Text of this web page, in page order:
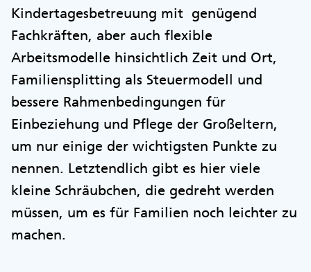
Kindertagesbetreuung mit genügend
Fachkräften, aber auch flexible
Arbeitsmodelle hinsichtlich Zeit und Ort,
Familiensplitting als Steuermodell und
bessere Rahmenbedingungen für
Einbeziehung und Pflege der Großeltern,
um nur einige der wichtigsten Punkte zu
nennen. Letztendlich gibt es hier viele
kleine Schräubchen, die gedreht werden
müssen, um es für Familien noch leichter zu
machen.